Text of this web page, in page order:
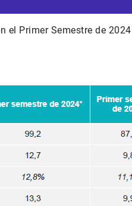
el Primer Semestre de 2024